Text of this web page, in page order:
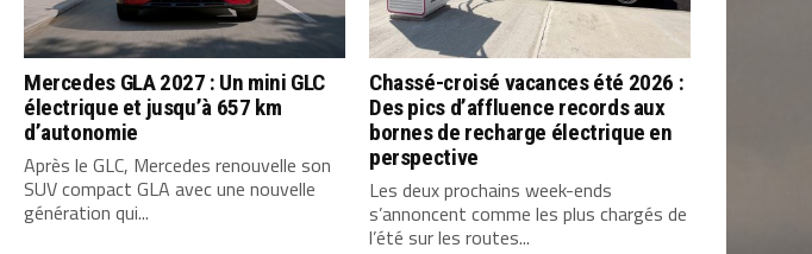
Mercedes GLA 2027 : Un mini GLC
électrique et jusqu’à 657 km
d’autonomie
Après le GLC, Mercedes renouvelle son
SUV compact GLA avec une nouvelle
génération qui...
Chassé-croisé vacances été 2026 :
Des pics d’affluence records aux
bornes de recharge électrique en
perspective
Les deux prochains week-ends
s’annoncent comme les plus chargés de
l’été sur les routes...